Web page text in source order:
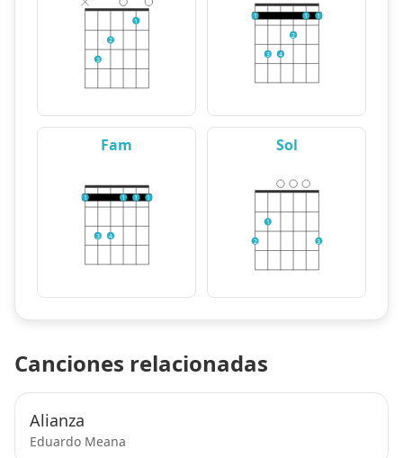
3
2
1
1
3 4
2
1 1
Fam
1
3 4
1 1 1
Sol
2
1
3
Canciones relacionadas
Alianza
Eduardo Meana